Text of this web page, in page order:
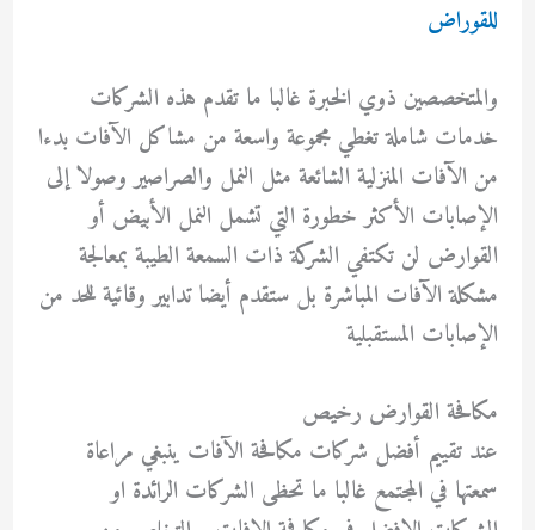
للقوراض
والمتخصصين ذوي الخبرة غالبا ما تقدم هذه الشركات
خدمات شاملة تغطي مجموعة واسعة من مشاكل الآفات بدءا
من الآفات المنزلية الشائعة مثل النمل والصراصير وصولا إلى
الإصابات الأكثر خطورة التي تشمل النمل الأبيض أو
القوارض لن تكتفي الشركة ذات السمعة الطيبة بمعالجة
مشكلة الآفات المباشرة بل ستقدم أيضا تدابير وقائية للحد من
الإصابات المستقبلية
مكافحة القوارض رخيص
عند تقييم أفضل شركات مكافحة الآفات ينبغي مراعاة
سمعتها في المجتمع غالبا ما تحظى الشركات الرائدة او